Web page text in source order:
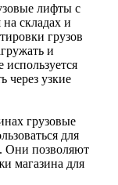
лифты с
складах и
грузов
и
используется
через узкие
грузовые
для
Они позволяют
магазина для